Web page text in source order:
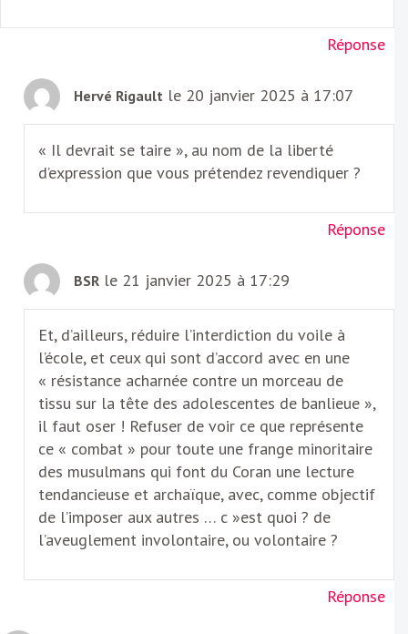
Réponse
Hervé Rigault le 20 janvier 2025 à 17:07
« Il devrait se taire », au nom de la liberté
d’expression que vous prétendez revendiquer ?
Réponse
BSR le 21 janvier 2025 à 17:29
Et, d’ailleurs, réduire l’interdiction du voile à
l’école, et ceux qui sont d’accord avec en une
« résistance acharnée contre un morceau de
tissu sur la tête des adolescentes de banlieue »,
il faut oser ! Refuser de voir ce que représente
ce « combat » pour toute une frange minoritaire
des musulmans qui font du Coran une lecture
tendancieuse et archaïque, avec, comme objectif
de l’imposer aux autres … c »est quoi ? de
l’aveuglement involontaire, ou volontaire ?
Réponse